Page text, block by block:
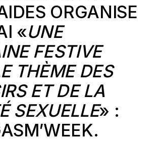
ORGANISE
«UNE
FESTIVE
THÈME DES
ET DE LA
SEXUELLE» :